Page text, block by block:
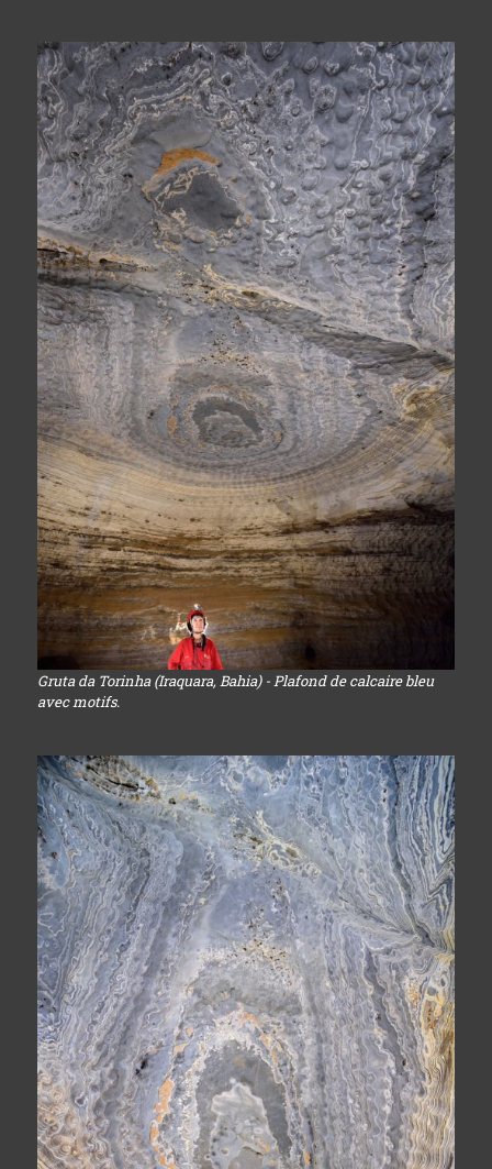
Gruta da Torinha (Iraquara, Bahia) - Plafond de calcaire bleu
avec motifs.